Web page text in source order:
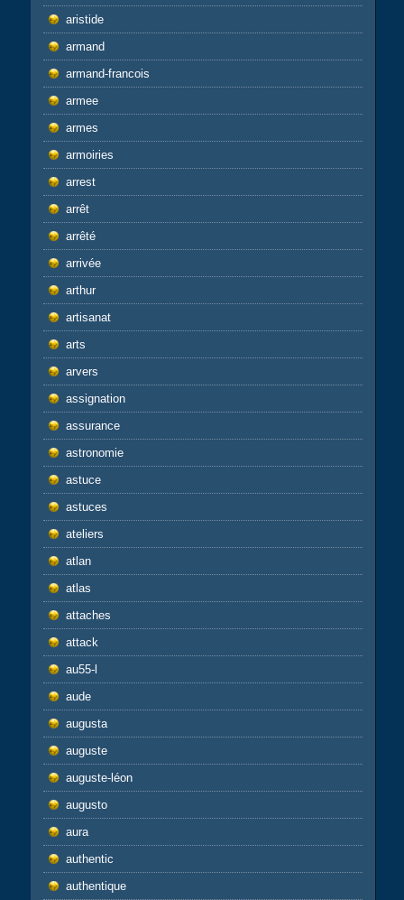
aristide
armand
armand-francois
armee
armes
armoiries
arrest
arrêt
arrêté
arrivée
arthur
artisanat
arts
arvers
assignation
assurance
astronomie
astuce
astuces
ateliers
atlan
atlas
attaches
attack
au55-l
aude
augusta
auguste
auguste-léon
augusto
aura
authentic
authentique